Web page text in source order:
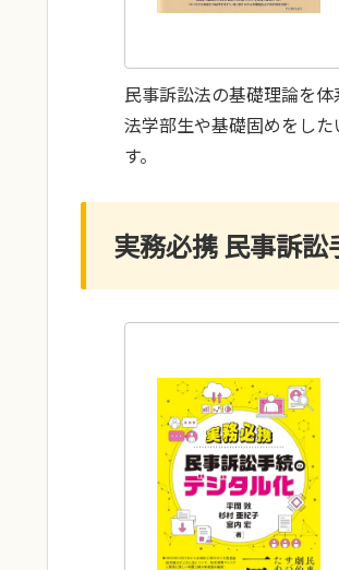
民事訴訟法の基礎理論を
法学部生や基礎固めをし
す。
実務必携 民事訴